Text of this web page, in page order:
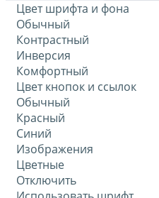
Цвет шрифта и фона
Обычный
Контрастный
Инверсия
Комфортный
Цвет кнопок и ссылок
Обычный
Красный
Синий
Изображения
Цветные
Отключить